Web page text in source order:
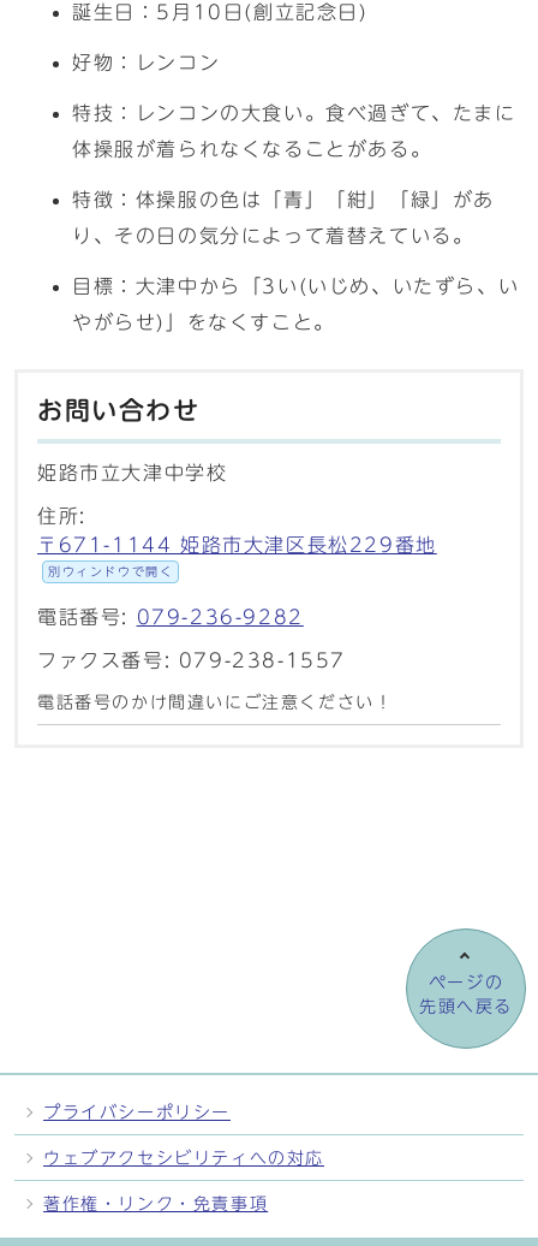
誕生日：5月10日(創立記念日)
好物：レンコン
特技：レンコンの大食い。食べ過ぎて、たまに
体操服が着られなくなることがある。
特徴：体操服の色は「青」「紺」「緑」があ
り、その日の気分によって着替えている。
目標：大津中から「3い(いじめ、いたずら、い
やがらせ)」をなくすこと。
お問い合わせ
姫路市立大津中学校
住所:
〒671-1144 姫路市大津区長松229番地
別ウィンドウで開く
電話番号: 079-236-9282
ファクス番号: 079-238-1557
電話番号のかけ間違いにご注意ください！
ページの
先頭へ戻る
プライバシーポリシー
ウェブアクセシビリティへの対応
著作権・リンク・免責事項